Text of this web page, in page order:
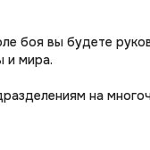
боя вы будете
и мира.
на